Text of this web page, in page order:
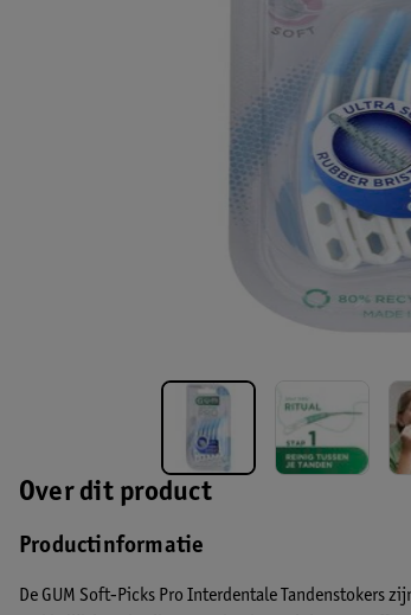
Over dit product
Productinformatie
De GUM Soft-Picks Pro Interdentale Tandenstokers